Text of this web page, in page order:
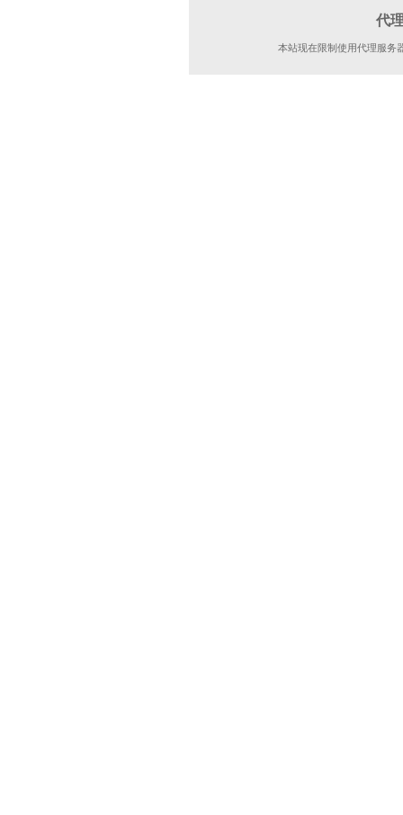
代
本站现在限制使用代理服务